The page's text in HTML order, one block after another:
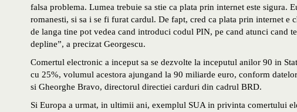
falsa problema. Lumea trebuie sa stie ca plata prin internet este sigura.
romanesti, si sa i se fi furat cardul. De fapt, cred ca plata prin internet e
de langa tine pot vedea cand introduci codul PIN, pe cand atunci cand
depline”, a precizat Georgescu.
Comertul electronic a inceput sa se dezvolte la inceputul anilor 90 in
cu 25%, volumul acestora ajungand la 90 miliarde euro, conform
si Gheorghe Bravo, directorul directiei carduri din cadrul BRD.
Si Europa a urmat, in ultimii ani, exemplul SUA in privinta comertului